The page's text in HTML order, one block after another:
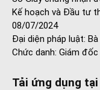
Kế hoạch và Đầu tư
08/07/2024
Đại diện pháp luật:
Chức danh: Giám đốc
Tải ứng dụng